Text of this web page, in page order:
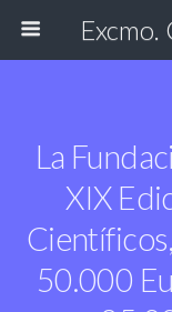
La
XIX
50.000